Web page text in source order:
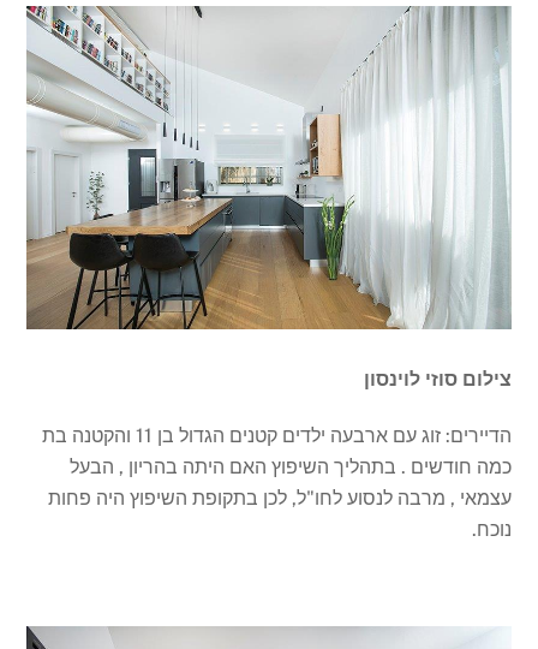
צילום סוזי לוינסון
הדיירים: זוג עם ארבעה ילדים קטנים הגדול בן 11 והקטנה בת
כמה חודשים . בתהליך השיפוץ האם היתה בהריון , הבעל
עצמאי , מרבה לנסוע לחו"ל, לכן בתקופת השיפוץ היה פחות
נוכח.